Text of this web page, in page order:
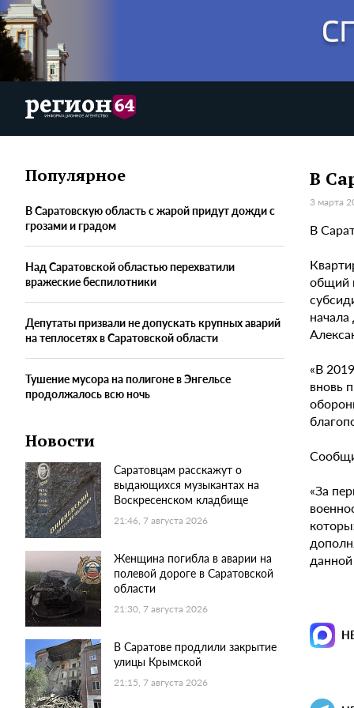
Популярное
В Саратовскую область с жарой придут дожди с
грозами и градом
Над Саратовской областью перехватили
вражеские беспилотники
Депутаты призвали не допускать крупных аварий
на теплосетях в Саратовской области
Тушение мусора на полигоне в Энгельсе
продолжалось всю ночь
Новости
Саратовцам расскажут о
выдающихся музыкантах на
Воскресенском кладбище
21:46, 7 августа 2026
Женщина погибла в аварии на
полевой дороге в Саратовской
области
21:30, 7 августа 2026
В Саратове продлили закрытие
улицы Крымской
21:15, 7 августа 2026
В
3 марта
В
общий
«В
вновь
«За